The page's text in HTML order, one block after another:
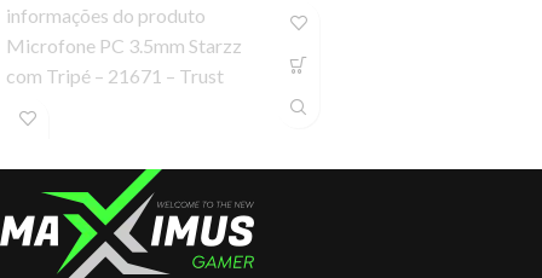
informações do produto
Microfone PC 3.5mm Starzz
com Tripé – 21671 – Trust
Microfone de elevada